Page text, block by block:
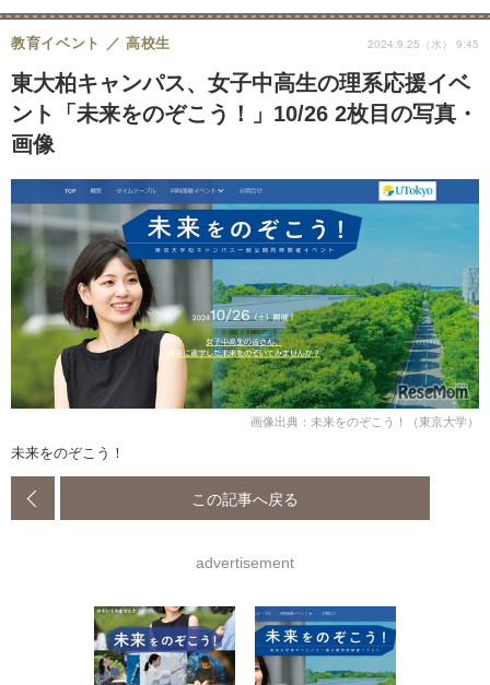
東大柏キャンパス、女子中高生の理系応援イベ
ント「未来をのぞこう！」10/26 2枚目の写真・
画像
教育イベント 高校生 2024.9.25（水） 9:45
画像出典：未来をのぞこう！（東京大学）
未来をのぞこう！
この記事へ戻る
advertisement